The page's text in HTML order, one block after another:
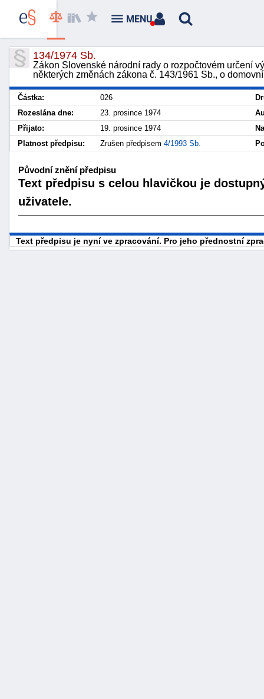
134/1974 Sb.
Zákon Slovenské národní rady o rozpočtovém určení
některých změnách zákona č. 143/1961 Sb., o
Částka: 026
Rozeslána dne:
23. prosince 1974
Přijato:
19. prosince 1974
Platnost předpisu:
Zrušen předpisem 4/1993 Sb.
Původní znění předpisu
Text předpisu s celou hlavičkou je
uživatele.
Text předpisu je nyní ve zpracování. Pro jeho přednostní
MENU